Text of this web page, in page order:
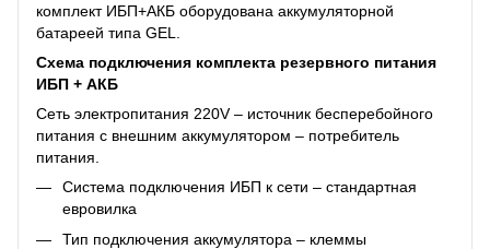
комплект ИБП+АКБ оборудована аккумуляторной
батареей типа GEL.
Схема подключения комплекта резервного питания
ИБП + АКБ
Сеть электропитания 220V – источник бесперебойного
питания с внешним аккумулятором – потребитель
питания.
Система подключения ИБП к сети – стандартная
евровилка
Тип подключения аккумулятора – клеммы